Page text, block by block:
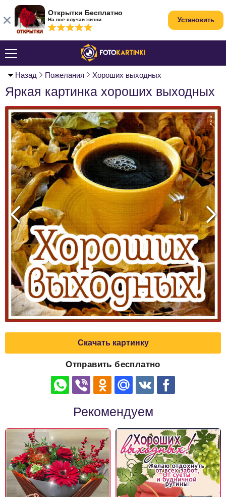
Назад Пожелания Хороших выходных
Яркая картинка хороших выходных
Скачать картинку
Отправить бесплатно
Рекомендуем
Открытки Бесплатно
На все случаи жизни Установить